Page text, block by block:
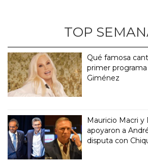
TOP
Qué famosa
primer programa
Giménez
Mauricio Macri y
apoyaron a
disputa con